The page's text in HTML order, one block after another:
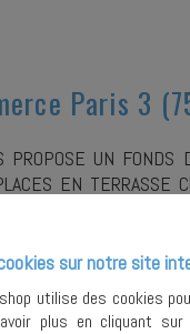
Paris 3
PROPOSE UN
EN TERRASSE
SUPER PASSANT AU
risques auxquels
sur notre site
utilise des cookies
plus en cliquant